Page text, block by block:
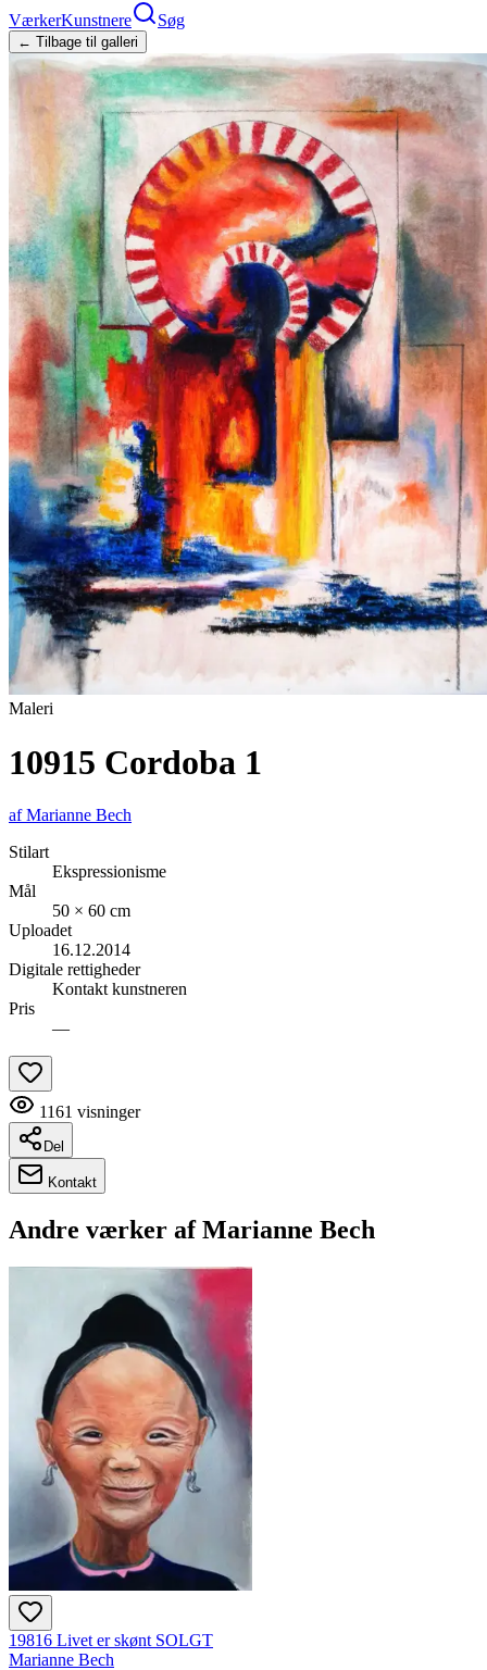
VærkerKunstnere Søg
← Tilbage til galleri
Maleri
10915 Cordoba 1
afMarianne Bech
Stilart
Ekspressionisme
Mål
50 × 60 cm
Uploadet
16.12.2014
Digitale rettigheder
Kontakt kunstneren
Pris
—
1161 visninger
Del
Kontakt
Andre værker afMarianne Bech
19816 Livet er skønt SOLGT
Marianne Bech